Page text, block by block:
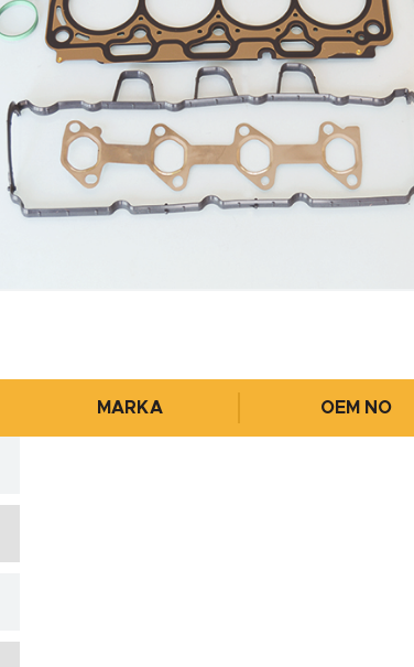
MARKA OEM NO